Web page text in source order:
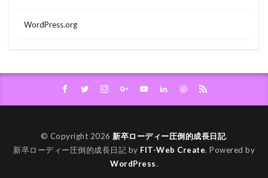
WordPress.org
© Copyright 2026 新卒ローディー圧倒的成長日記.
新卒ローディー圧倒的成長日記 by FIT-Web Create. Powered by
WordPress.